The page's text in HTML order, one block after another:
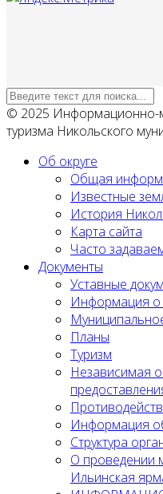
© 2025 Информационно-
туризма Никольского
Об округе
Общая
Известные
История
Карта сайта
Часто
Документы
Уставные
Информация о
Планы
Туризм
Независимая
Информация
Структура
О проведении
Ильинская